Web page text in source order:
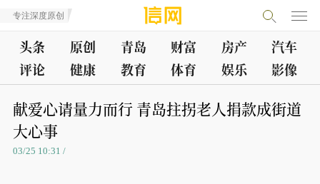
专注深度原创
头条 原创 青岛 财富 房产
汽车
评论
健康 教育 体育 娱乐 影像
献爱心请量力而行 青岛拄拐老人捐款成街道
大心事
03/25 10:31 /